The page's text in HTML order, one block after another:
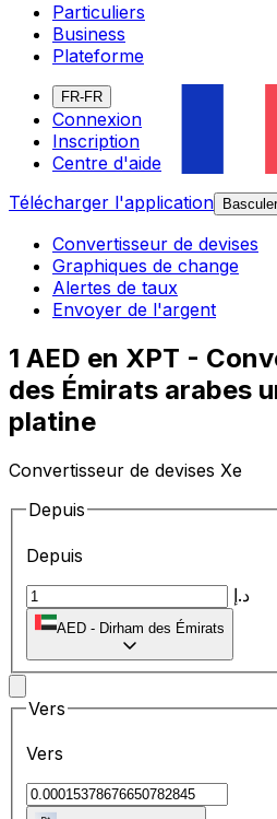
Particuliers
Business
Plateforme
FR-FR
Connexion
Inscription
Centre d'aide
Télécharger l'application
Convertisseur de devises
Graphiques de change
Alertes de taux
Envoyer de l'argent
1 AED en XPT -
des Émirats arabes
platine
Convertisseur de devises Xe
Depuis
Depuis
د.إ
AED - Dirham des Émirats
Vers
Vers